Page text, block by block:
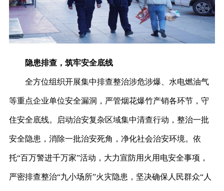
隐患排查，筑牢安全底线
全方位组织开展集中排查整治涉危涉爆、水电燃油气
等重点企业单位安全漏洞，严管烟花爆竹产销各环节，守
住安全底线。启动治安复杂区域集中清查行动，整治一批
安全隐患，消除一批治安死角，净化社会治安环境。依
托“百万警进千万家”活动，大力宣防用火用电安全事项，
严密排查整治“九小场所”火灾隐患，坚决确保人民群众“人